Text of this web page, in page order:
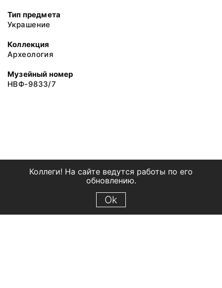
Тип предмета
Украшение
Коллекция
Археология
Музейный номер
НВФ-9833/7
Коллеги! На сайте ведутся работы по его
обновлению.
Ok